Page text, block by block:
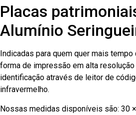
Placas
Alumínio
Indicadas para quem quer mais
forma de impressão em alta resolução
identificação através de leitor de
infravermelho.
Nossas medidas disponíveis são: 30